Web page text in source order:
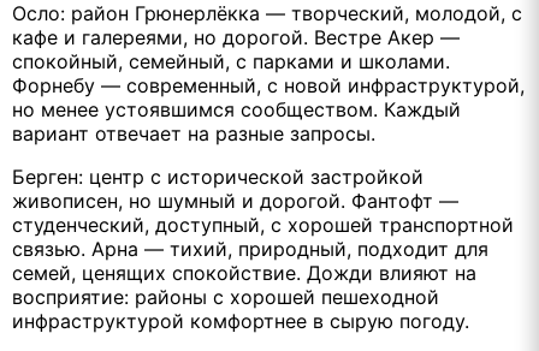
Осло: район Грюнерлёкка — творческий, молодой, с
кафе и галереями, но дорогой. Вестре Акер —
спокойный, семейный, с парками и школами.
Форнебу — современный, с новой инфраструктурой,
но менее устоявшимся сообществом. Каждый
вариант отвечает на разные запросы.
Берген: центр с исторической застройкой
живописен, но шумный и дорогой. Фантофт —
студенческий, доступный, с хорошей транспортной
связью. Арна — тихий, природный, подходит для
семей, ценящих спокойствие. Дожди влияют на
восприятие: районы с хорошей пешеходной
инфраструктурой комфортнее в сырую погоду.